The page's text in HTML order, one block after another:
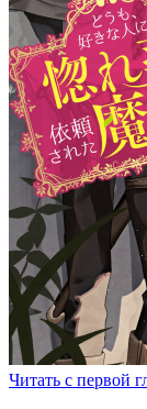
Читать с первой